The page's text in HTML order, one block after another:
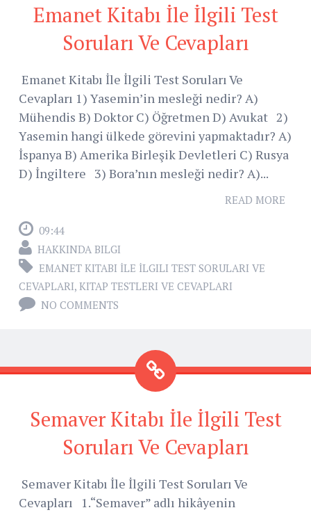
Emanet Kitabı İle İlgili Test
Soruları Ve Cevapları
Emanet Kitabı İle İlgili Test Soruları Ve
Cevapları 1) Yasemin’in mesleği nedir? A)
Mühendis B) Doktor C) Öğretmen D) Avukat 2)
Yasemin hangi ülkede görevini yapmaktadır? A)
İspanya B) Amerika Birleşik Devletleri C) Rusya
D) İngiltere 3) Bora’nın mesleği nedir? A)...
READ MORE
09:44
HAKKINDA BILGI
EMANET KITABI İLE İLGILI TEST SORULARI VE
CEVAPLARI, KITAP TESTLERI VE CEVAPLARI
NO COMMENTS
Semaver Kitabı İle İlgili Test
Soruları Ve Cevapları
Semaver Kitabı İle İlgili Test Soruları Ve
Cevapları 1.“Semaver” adlı hikâyenin